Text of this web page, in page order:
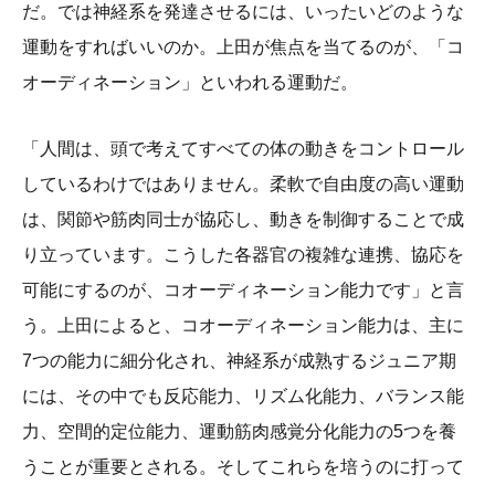
だ。では神経系を発達させるには、いったいどのような
運動をすればいいのか。上田が焦点を当てるのが、「コ
オーディネーション」といわれる運動だ。
「人間は、頭で考えてすべての体の動きをコントロール
しているわけではありません。柔軟で自由度の高い運動
は、関節や筋肉同士が協応し、動きを制御することで成
り立っています。こうした各器官の複雑な連携、協応を
可能にするのが、コオーディネーション能力です」と言
う。上田によると、コオーディネーション能力は、主に
7つの能力に細分化され、神経系が成熟するジュニア期
には、その中でも反応能力、リズム化能力、バランス能
力、空間的定位能力、運動筋肉感覚分化能力の5つを養
うことが重要とされる。そしてこれらを培うのに打って